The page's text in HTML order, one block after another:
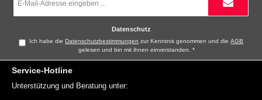
Mail-
Datenschutz
Ich habe dieDatenschutzbestimmungen zur Kenntnis genommen und dieAGB
gelesen und bin mit ihnen einverstanden.*
Service-Hotline
Unterstützung und Beratung unter: